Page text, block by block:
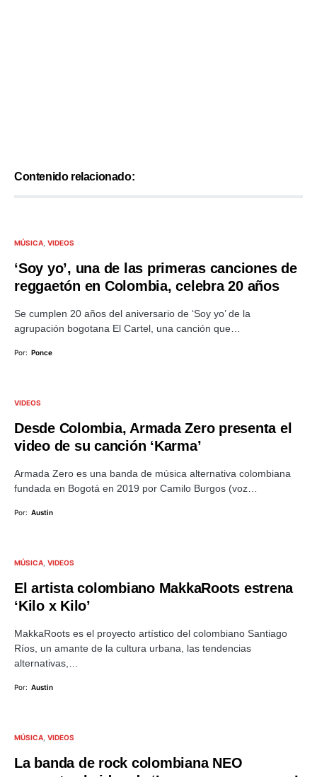
Contenido relacionado:
MÚSICA VIDEOS
‘Soy yo’, una de las primeras canciones de
reggaetón en Colombia, celebra 20 años
Se cumplen 20 años del aniversario de ‘Soy yo’ de la
agrupación bogotana El Cartel, una canción que…
Por: Ponce
VIDEOS
Desde Colombia, Armada Zero presenta el
video de su canción ‘Karma’
Armada Zero es una banda de música alternativa colombiana
fundada en Bogotá en 2019 por Camilo Burgos (voz…
Por: Austin
MÚSICA VIDEOS
El artista colombiano MakkaRoots estrena
‘Kilo x Kilo’
MakkaRoots es el proyecto artístico del colombiano Santiago
Ríos, un amante de la cultura urbana, las tendencias
alternativas,…
Por: Austin
MÚSICA VIDEOS
La banda de rock colombiana NEO